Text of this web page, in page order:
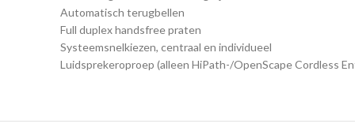
Automatisch terugbellen
Full duplex handsfree praten
Systeemsnelkiezen, centraal en individueel
Luidsprekeroproep (alleen HiPath-/OpenScape Cordless